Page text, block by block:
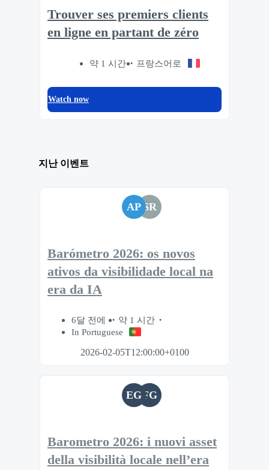
Trouver ses premiers clients
en ligne en partant de zéro
약 1 시간 프랑스어로
Watch now
지난 이벤트
AP SR
Barómetro 2026: os novos
ativos da visibilidade local na
era da IA
6달 전에
약 1 시간
In Portuguese
2026-02-05T12:00:00+0100
EG FG
Barometro 2026: i nuovi asset
della visibilità locale nell’era